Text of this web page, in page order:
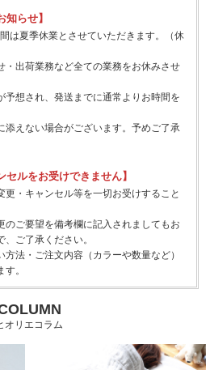
知らせ】
は夏季休業とさせていただきます。（休
・出荷業務など全ての業務をお休みさせ
予想され、発送までに通常よりお時間を
添えない場合がございます。予めご了承
セルをお受けできません】
更・キャンセル等を一切お受けすること
のご要望を備考欄に記入されましてもお
ご了承ください。
法・ご注文内容（カラーや数量など）
。
オリエコラム